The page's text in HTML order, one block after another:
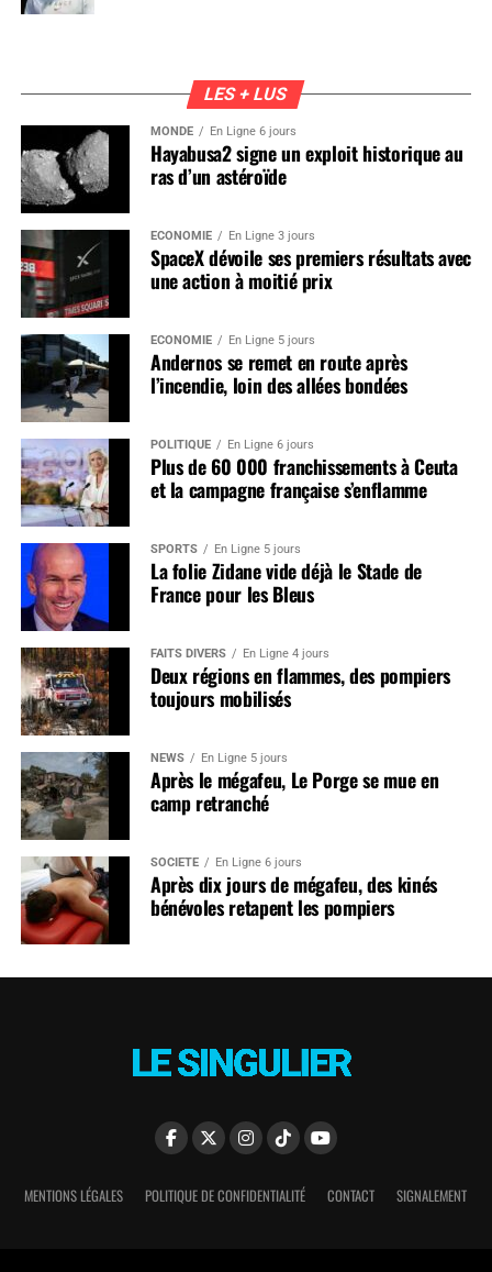
LES + LUS
MONDE En Ligne 6 jours
Hayabusa2 signe un exploit historique au
ras d’un astéroïde
ÉCONOMIE En Ligne 3 jours
SpaceX dévoile ses premiers résultats avec
une action à moitié prix
ÉCONOMIE En Ligne 5 jours
Andernos se remet en route après
l’incendie, loin des allées bondées
POLITIQUE En Ligne 6 jours
Plus de 60 000 franchissements à Ceuta
et la campagne française s’enflamme
SPORTS En Ligne 5 jours
La folie Zidane vide déjà le Stade de
France pour les Bleus
FAITS DIVERS En Ligne 4 jours
Deux régions en flammes, des pompiers
toujours mobilisés
NEWS En Ligne 5 jours
Après le mégafeu, Le Porge se mue en
camp retranché
SOCIÉTÉ En Ligne 6 jours
Après dix jours de mégafeu, des kinés
bénévoles retapent les pompiers
MENTIONS LÉGALES POLITIQUE DE CONFIDENTIALITÉ CONTACT SIGNALEMENT